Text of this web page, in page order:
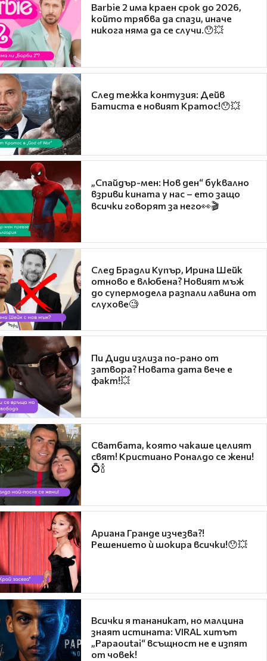
Barbie 2 има краен срок до 2026,
който трябва да спази, иначе
никога няма да се случи.😯💥
След тежка контузия: Дейв
Батиста е новият Кратос!😯💥
„Спайдър-мен: Нов ден“ буквално
взриви кината у нас – ето защо
всички говорят за него👀🎬
След Брадли Купър, Ирина Шейк
отново е влюбена? Новият мъж
до супермодела разпали лавина от
слухове🧐
Пи Диди излиза по-рано от
затвора? Новата дата вече е
факт!💥
Сватбата, която чакаше целият
свят! Кристиано Роналдо се жени!
💍🍾
Ариана Гранде изчезва?!
Решението ѝ шокира всички!😯💥
Всички я тананикат, но малцина
знаят истината: VIRAL хитът
„Papaoutai“ всъщност не е изпят
от човек!